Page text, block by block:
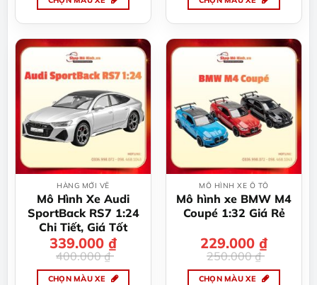
này
có
nhiều
biến
thể.
Các
tùy
chọn
có
thể
được
chọn
trên
trang
sản
phẩm
này
có
nhiều
biến
thể.
Các
tùy
có
thể
được
chọn
trang
sản
phẩm
HÀNG MỚI VỀ
Mô Hình Xe Audi
SportBack RS7 1:24
Chi Tiết, Giá Tốt
400.000₫
Giá
gốc
là:
400.000 ₫.
339.000 ₫
Giá
hiện
tại
là:
339.000 ₫.
CHỌN MÀU XE
MÔ HÌNH XE Ô TÔ
Mô hình xe BMW M4
Coupé 1:32 Giá Rẻ
250.000₫
Giá
gốc
là:
250.000 ₫.
229.000 ₫
Giá
hiện
tại
là:
229.000 ₫.
CHỌN MÀU XE